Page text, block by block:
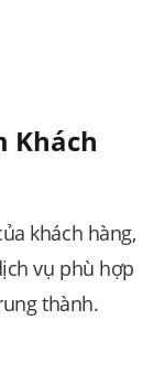
Khách
khách hàng,
vụ phù hợp
thành.